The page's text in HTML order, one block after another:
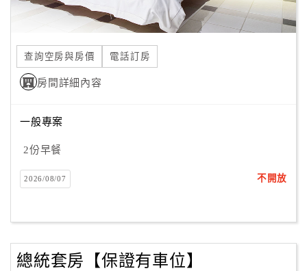
提
案
合
商
合
作
查詢空房與房價 電話訂房
房間詳細內容
一般專案
2份早餐
2026/08/07 不開放
總統套房【保證有車位】